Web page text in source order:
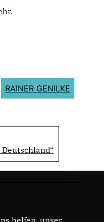
RAINER GENILKE
helfen, unser